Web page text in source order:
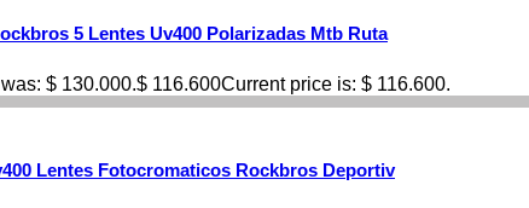
5 Lentes Uv400 Polarizadas Mtb Ruta
$ 130.000.$ 116.600Current price is: $ 116.600.
Lentes Fotocromaticos Rockbros Deportiv